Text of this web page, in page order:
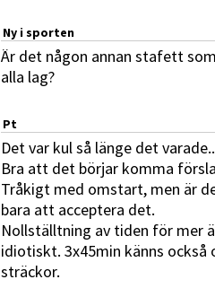
Ny i sporten
Är det någon annan stafett
alla lag?
Pt
Det var kul så länge det
Bra att det börjar komma
Tråkigt med omstart, men är
bara att acceptera det.
Nollställtning av tiden för mer
idiotiskt. 3x45min känns
sträckor.